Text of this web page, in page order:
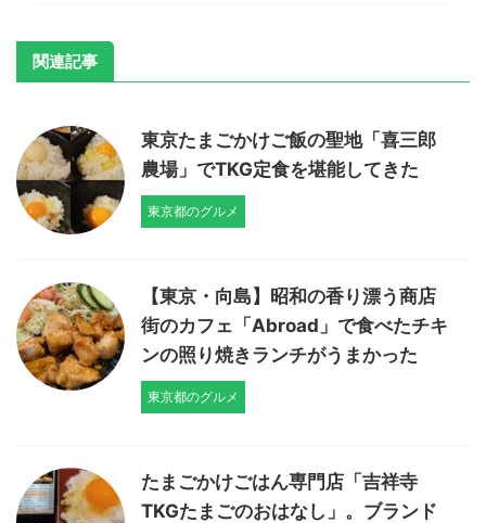
関連記事
東京たまごかけご飯の聖地「喜三郎
農場」でTKG定食を堪能してきた
東京都のグルメ
【東京・向島】昭和の香り漂う商店
街のカフェ「Abroad」で食べたチキ
ンの照り焼きランチがうまかった
東京都のグルメ
たまごかけごはん専門店「吉祥寺
TKGたまごのおはなし」。ブランド